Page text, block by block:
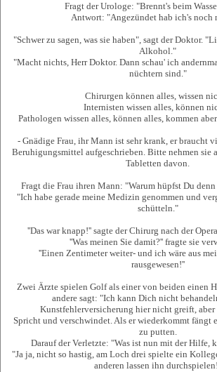
Fragt der Urologe: "Brennt's beim
Antwort: "Angezündet hab ich's noch
"Schwer zu sagen, was sie haben", sagt der Doktor.
Alkohol."
"Macht nichts, Herr Doktor. Dann schau' ich
nüchtern sind."
Chirurgen können alles, wissen
Internisten wissen alles, können
Pathologen wissen alles, können alles, kommen
- Gnädige Frau, ihr Mann ist sehr krank, er braucht
Beruhigungsmittel aufgeschrieben. Bitte nehmen sie
Tabletten davon.
Fragt die Frau ihren Mann: "Warum hüpfst Du
"Ich habe gerade meine Medizin genommen und
schütteln."
''Das war knapp!'' sagte der Chirurg nach der
''Was meinen Sie damit?'' fragte sie
''Einen Zentimeter weiter- und ich wäre aus
rausgewesen!''
Zwei Ärzte spielen Golf als einer von beiden einen
andere sagt: "Ich kann Dich nicht
Kunstfehlerversicherung hier nicht greift,
Spricht und verschwindet. Als er wiederkommt fängt
zu putten.
Darauf der Verletzte: "Was ist nun mit der Hilfe,
"Ja ja, nicht so hastig, am Loch drei spielte ein
anderen lassen ihn